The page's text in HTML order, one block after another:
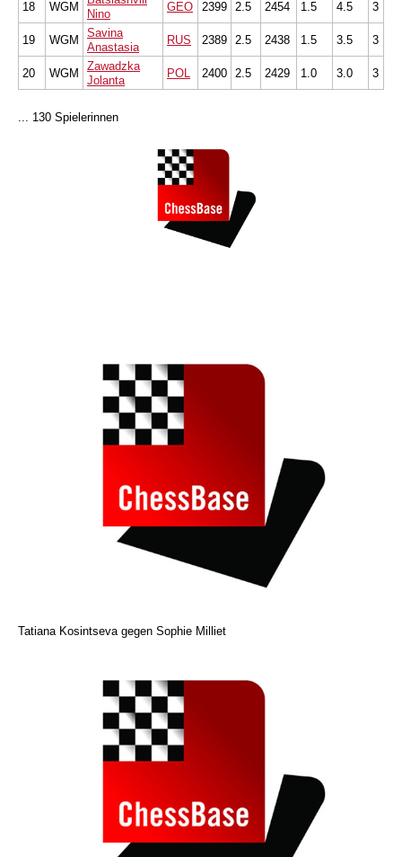
18 WGM
Nino
GEO 2399 2.5 2454 1.5 4.5 3
19 WGM
Savina
Anastasia
RUS 2389 2.5 2438 1.5 3.5 3
20 WGM
Zawadzka
Jolanta
POL 2400 2.5 2429 1.0 3.0 3
... 130 Spielerinnen
Tatiana Kosintseva gegen Sophie Milliet